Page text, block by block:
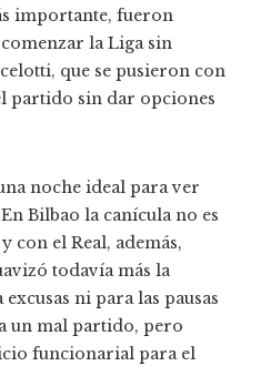
importante, fueron
la Liga sin
que se pusieron con
partido sin dar opciones
noche ideal para ver
Bilbao la canícula no es
con el Real, además,
todavía más la
ni para las pausas
un mal partido, pero
funcionarial para el